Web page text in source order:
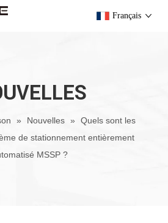
Français
» Nouvelles »
Quels sont les
de stationnement entièrement
MSSP ?